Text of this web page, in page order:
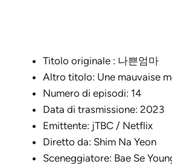
Titolo originale : 나쁜엄마
Altro titolo: Une mauvaise
Numero di episodi: 14
Data di trasmissione: 2023
Emittente: jTBC / Netflix
Diretto da: Shim Na Yeon
Sceneggiatore: Bae Se